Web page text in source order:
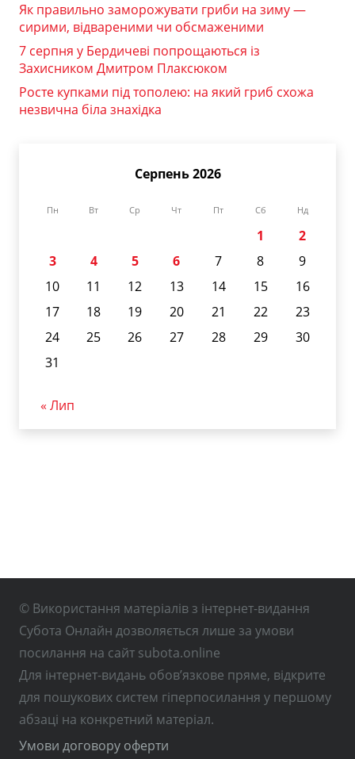
Як правильно заморожувати гриби на зиму —
сирими, відвареними чи обсмаженими
7 серпня у Бердичеві попрощаються із
Захисником Дмитром Плаксюком
Росте купками під тополею: на який гриб схожа
незвична біла знахідка
Серпень 2026
Пн Вт Ср Чт Пт Сб Нд
1
2
3
4 5 6 7 8
9
10
11 12 13 14 15
16
17
18 19 20 21 22
23
24
25 26 27 28 29
30
31
« Лип
© Використання матеріалів з інтернет-видання
Субота Онлайн дозволяється лише за умови
посилання на сайт subota.online
Для інтернет-видань обов’язкове пряме, відкрите
для пошукових систем гіперпосилання у першому
абзаці на конкретний матеріал.
Умови договору оферти